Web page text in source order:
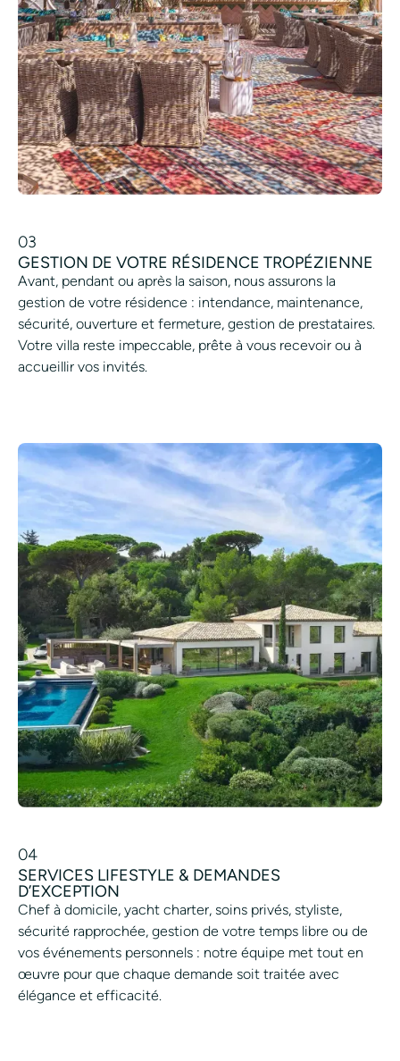
03
GESTION DE VOTRE RÉSIDENCE TROPÉZIENNE
Avant, pendant ou après la saison, nous assurons la
gestion de votre résidence : intendance, maintenance,
sécurité, ouverture et fermeture, gestion de prestataires.
Votre villa reste impeccable, prête à vous recevoir ou à
accueillir vos invités.
04
SERVICES LIFESTYLE & DEMANDES
D’EXCEPTION
Chef à domicile, yacht charter, soins privés, styliste,
sécurité rapprochée, gestion de votre temps libre ou de
vos événements personnels : notre équipe met tout en
œuvre pour que chaque demande soit traitée avec
élégance et efficacité.